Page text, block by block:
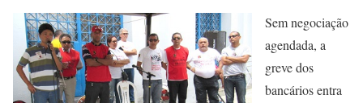
Sem negociação
agendada, a
greve dos
bancários entra